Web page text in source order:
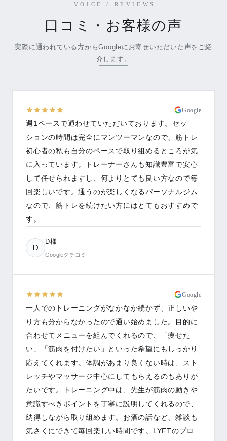
VOICE / REVIEWS
口コミ・お客様の声
実際に通われている方からGoogleにお寄せいただいた声をご紹
介します。
Google
週1ペースで通わせていただいております。セッ
ションの時間は完全にマンツーマンなので、筋トレ
初心者の私も自分のペースで取り組めるところが気
に入っています。トレーナーさんも知識豊富で安心
して任せられますし、何よりとても良い方なので毎
回楽しいです。通うのが楽しくなるパーソナルジム
なので、筋トレを続けたい方にはとてもおすすめで
す。
D
D様
Googleクチコミ
Google
一人でのトレーニングがなかなか続かず、正しいや
り方も分からなかったので通い始めました。目的に
合わせてメニューを組んでくれるので、「痩せた
い」「筋肉を付けたい」といった希望にもしっかり
応えてくれます。体調があまり良くない時は、スト
レッチやマッサージ中心にしてもらえるのもありが
たいです。トレーニング中は、先生が筋肉の動きや
意識すべきポイントを丁寧に説明してくれるので、
納得しながら取り組めます。お酒の話など、雑談も
気さくにできて毎回楽しい時間です。LYFTのプロ